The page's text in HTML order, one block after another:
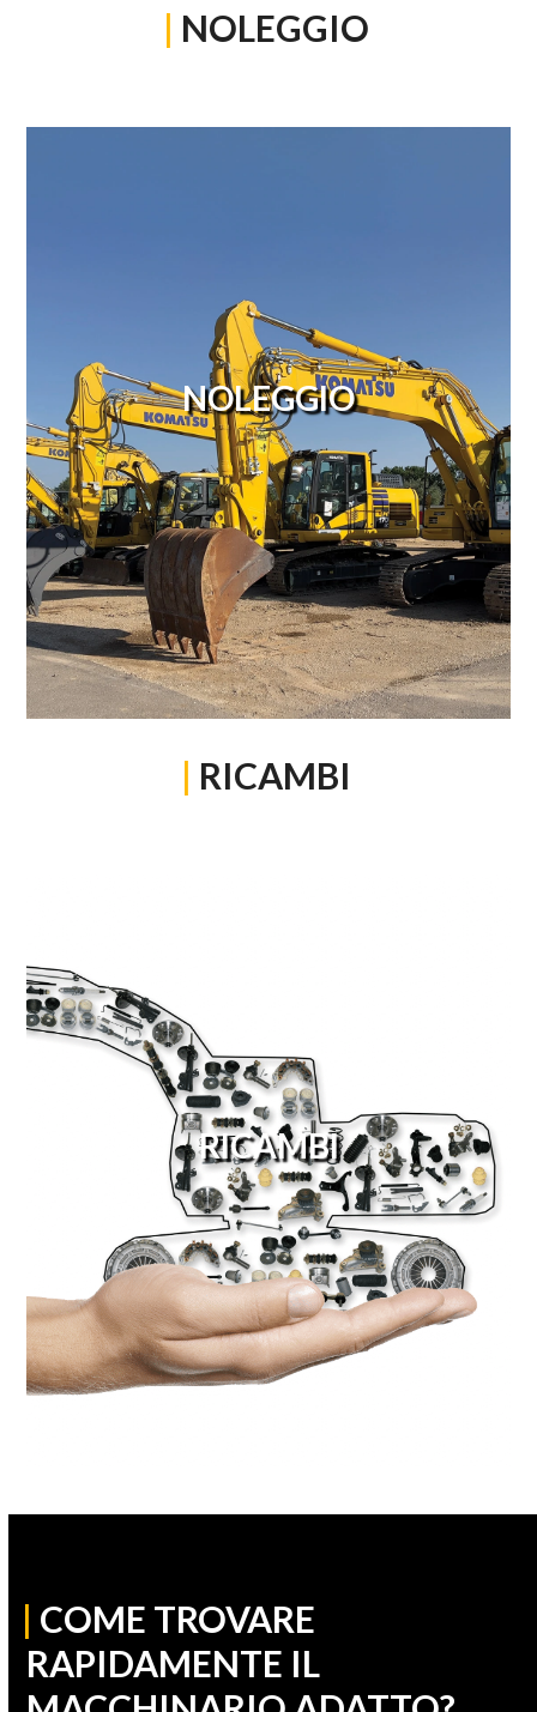
| NOLEGGIO
NOLEGGIO
| RICAMBI
RICAMBI
| COME TROVARE
RAPIDAMENTE IL